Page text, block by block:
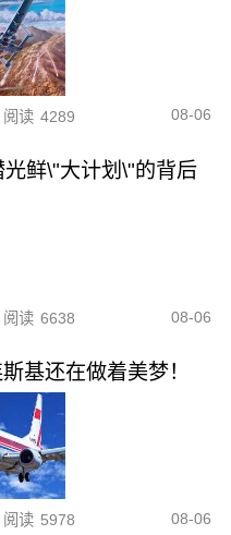
阅读 4289 08-06
鲜\"大计划\"的背后
阅读 6638 08-06
基还在做着美梦！
阅读 5978 08-06